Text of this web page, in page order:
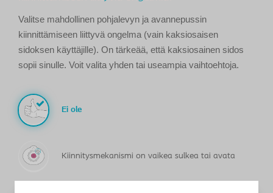
Valitse mahdollinen pohjalevyn ja avannepussin
kiinnittämiseen liittyvä ongelma (vain kaksiosaisen
sidoksen käyttäjille). On tärkeää, että kaksiosainen sidos
sopii sinulle. Voit valita yhden tai useampia vaihtoehtoja.
Ei ole
Kiinnitysmekanismi on vaikea sulkea tai avata